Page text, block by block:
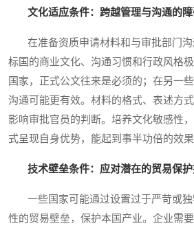
文化适应条件：跨越管理与沟通的
在准备资质申请材料和与审批部门沟
标国的商业文化、沟通习惯和行政风格
国家，正式公文往来是必须的；在另一
沟通可能更有效。材料的格式、表述方
影响审批官员的判断。培养文化敏感性
式呈现自身优势，能起到事半功倍的效果
技术壁垒条件：应对潜在的贸易保
一些国家可能通过设置过于严苛或独
性的贸易壁垒，保护本国产业。企业需